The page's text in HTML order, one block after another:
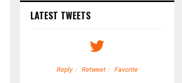
LATEST TWEETS
Reply Retweet Favorite